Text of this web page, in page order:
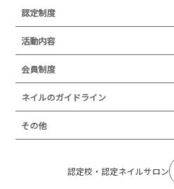
所在地
プレスリリース
叙勲・褒章・受賞・表彰
通常総会について
検定試験
JNAフットケア理論検定試験
ネイリスト技能検定試験（JNEC主催）
JNAネイリスト技能検定国際試験
JNAネイリストキャリアパス講習会
JNAオフィシャル教材
認定制度
認定制度
認定校
活動内容
ネイルエキスポ
ネイルオブザイヤー
全日本ネイリスト選手権・地区大会
セミナー
セミナー
JNAスーパーライブ
ネイルサロン衛生管理士講習会
JNAネイルサロン等化学物質管理講習会
ネイルトレンド
ネイルトレンド
トレンドプロジェクトメンバー
会員制度
会員制度
法人会員
ネイルのガイドライン
新型コロナ感染症関連
コンプライアンス／法令遵守
その他
サポートネイルサロン制度
認定校・認定ネイルサロン